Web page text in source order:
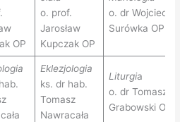
OP
o. prof.
Jarosław
Kupczak OP
o. dr Wojciech
Surówka OP
Eklezjologia
ks. dr hab.
Tomasz
Nawracała
Liturgia
o. dr Tomasz
Grabowski OP